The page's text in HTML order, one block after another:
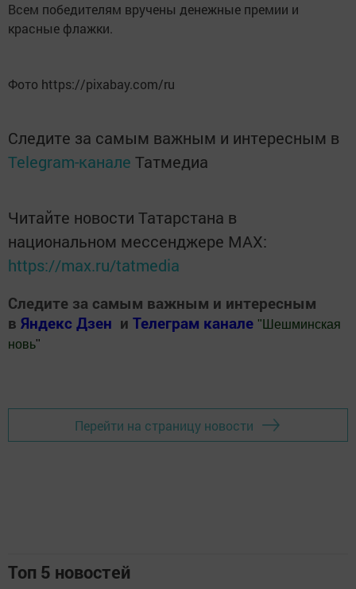
Всем победителям вручены денежные премии и
красные флажки.
Фото https://pixabay.com/ru
Следите за самым важным и интересным в
Telegram-канале Татмедиа
Читайте новости Татарстана в
национальном мессенджере MАХ:
https://max.ru/tatmedia
Следите за самым важным и интересным
в Яндекс Дзен и Телеграм канале " Шешминская
новь"
Перейти на страницу новости
Топ 5 новостей